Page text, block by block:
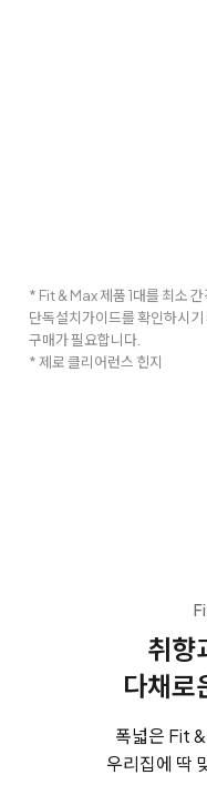
* Fit & Max 제품 1대를 최소
단독설치가이드를 확인하시
구매가 필요합니다.
* 제로 클리어런스 힌지
취향
다채로
폭넓은 Fit
우리집에 딱